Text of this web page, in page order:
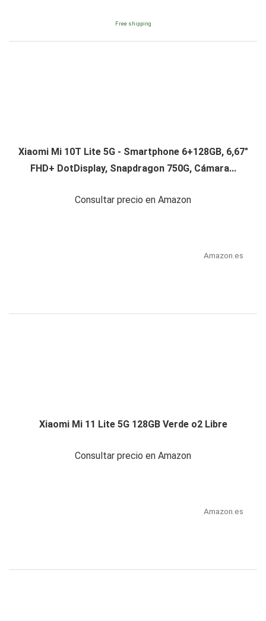
Free shipping
Xiaomi Mi 10T Lite 5G - Smartphone 6+128GB, 6,67"
FHD+ DotDisplay, Snapdragon 750G, Cámara...
Consultar precio en Amazon
Amazon.es
Xiaomi Mi 11 Lite 5G 128GB Verde o2 Libre
Consultar precio en Amazon
Amazon.es